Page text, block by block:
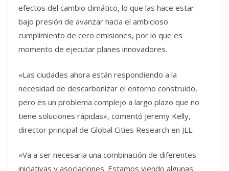
efectos del cambio climático, lo que las hace estar
bajo presión de avanzar hacia el ambicioso
cumplimiento de cero emisiones, por lo que es
momento de ejecutar planes innovadores.
«Las ciudades ahora están respondiendo a la
necesidad de descarbonizar el entorno construido,
pero es un problema complejo a largo plazo que no
tiene soluciones rápidas», comentó Jeremy Kelly,
director principal de Global Cities Research en JLL.
«Va a ser necesaria una combinación de diferentes
iniciativas y asociaciones. Estamos viendo algunas